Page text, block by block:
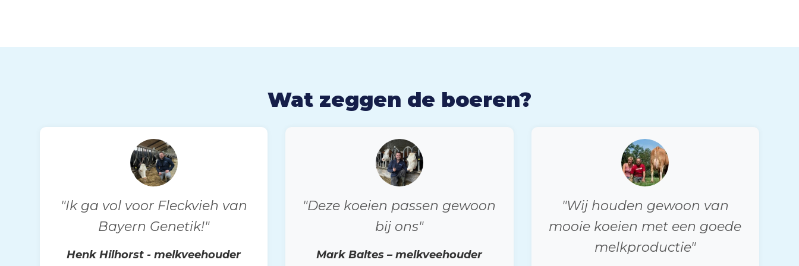
Wat zeggen de boeren?
"Ik ga vol voor Fleckvieh van
Bayern Genetik!"
Henk Hilhorst - melkveehouder
"Deze koeien passen gewoon
bij ons"
Mark Baltes – melkveehouder
"Wij houden gewoon van
mooie koeien met een goede
melkproductie"